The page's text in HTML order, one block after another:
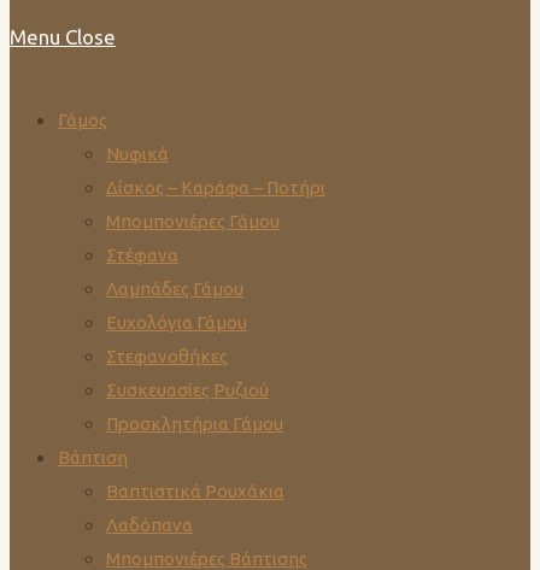
Menu Close
Γάμος
Νυφικά
Δίσκος – Καράφα – Ποτήρι
Μπομπονιέρες Γάμου
Στέφανα
Λαμπάδες Γάμου
Ευχολόγια Γάμου
Στεφανοθήκες
Συσκευασίες Ρυζιού
Προσκλητήρια Γάμου
Βάπτιση
Βαπτιστικά Ρουχάκια
Λαδόπανα
Μπομπονιέρες Βάπτισης